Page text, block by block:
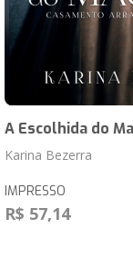
A Escolhida do
Karina Bezerra
IMPRESSO
R$ 57,14